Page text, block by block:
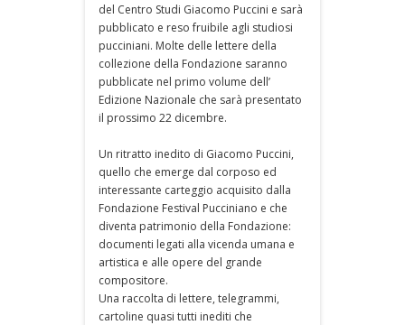
del Centro Studi Giacomo Puccini e sarà
pubblicato e reso fruibile agli studiosi
pucciniani. Molte delle lettere della
collezione della Fondazione saranno
pubblicate nel primo volume dell’
Edizione Nazionale che sarà presentato
il prossimo 22 dicembre.
Un ritratto inedito di Giacomo Puccini,
quello che emerge dal corposo ed
interessante carteggio acquisito dalla
Fondazione Festival Pucciniano e che
diventa patrimonio della Fondazione:
documenti legati alla vicenda umana e
artistica e alle opere del grande
compositore.
Una raccolta di lettere, telegrammi,
cartoline quasi tutti inediti che